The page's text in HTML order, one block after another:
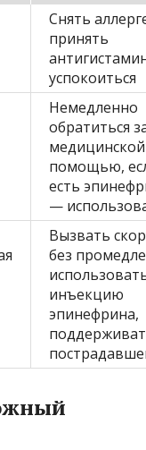
Снять
принять
успокоиться
Немедленно
обратиться
медицинской
помощью,
есть
—
Вызвать
без
инъекцию
эпинефрина,